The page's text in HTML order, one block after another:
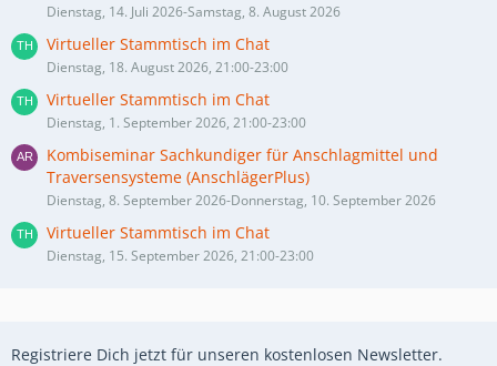
Dienstag, 14. Juli 2026-Samstag, 8. August 2026
Virtueller Stammtisch im Chat
Dienstag, 18. August 2026, 21:00-23:00
Virtueller Stammtisch im Chat
Dienstag, 1. September 2026, 21:00-23:00
Kombiseminar Sachkundiger für Anschlagmittel und
Traversensysteme (AnschlägerPlus)
Dienstag, 8. September 2026-Donnerstag, 10. September 2026
Virtueller Stammtisch im Chat
Dienstag, 15. September 2026, 21:00-23:00
Registriere Dich jetzt für unseren kostenlosen Newsletter.